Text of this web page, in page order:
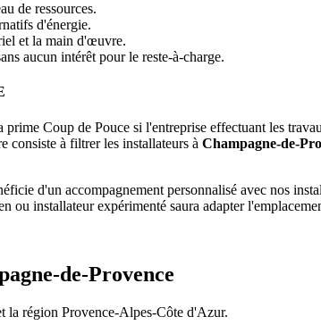
de ressources.
d'énergie.
et la main d'œuvre.
aucun intérêt pour le reste-à-charge.
Coup de Pouce si l'entreprise effectuant les
consiste à filtrer les installateurs à Champagne-de-
d'un accompagnement personnalisé avec nos
ou installateur expérimenté saura adapter
de-Provence
la région Provence-Alpes-Côte d'Azur.